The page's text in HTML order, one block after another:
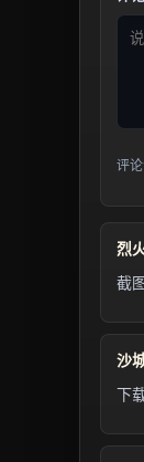
评
烈
截
沙
下